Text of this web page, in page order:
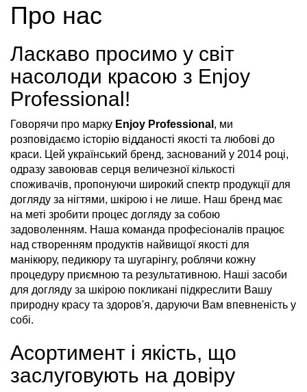
Про нас
Ласкаво просимо у світ
насолоди красою з Enjoy
Professional!
Говорячи про марку Enjoy Professional , ми
розповідаємо історію відданості якості та любові до
краси. Цей український бренд, заснований у 2014 році,
одразу завоював серця величезної кількості
споживачів, пропонуючи широкий спектр продукції для
догляду за нігтями, шкірою і не лише. Наш бренд має
на меті зробити процес догляду за собою
задоволенням. Наша команда професіоналів працює
над створенням продуктів найвищої якості для
манікюру, педикюру та шугарінгу, роблячи кожну
процедуру приємною та результативною. Наші засоби
для догляду за шкірою покликані підкреслити Вашу
природну красу та здоров'я, даруючи Вам впевненість у
собі.
Асортимент і якість, що
заслуговують на довіру